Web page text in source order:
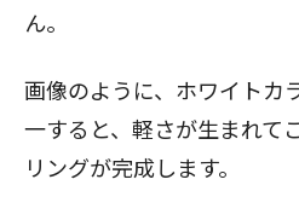
ん。
画像のように、ホワイトカ
一すると、軽さが生まれて
リングが完成します。